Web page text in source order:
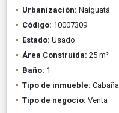
Urbanización: Naiguatá
Código: 10007309
Estado: Usado
Área Construida: 25 m²
Baño: 1
Tipo de inmueble: Cabaña
Tipo de negocio: Venta